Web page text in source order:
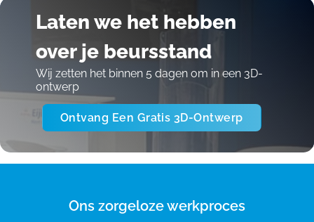
Laten we het hebben
over je beursstand
Wij zetten het binnen 5 dagen om in een 3D-
ontwerp
Ontvang Een Gratis 3D-Ontwerp
Ons zorgeloze werkproces